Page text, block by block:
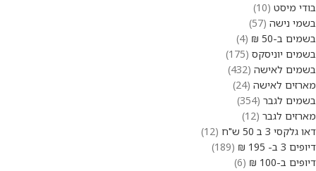
בודי מיסט 10
בשמי נישה 57
בשמים ב-50 ₪
4
בשמים יוניסקס 175
בשמים לאישה 432
מארזים לאישה 24
בשמים לגבר 354
מארזים לגבר 12
דאו גלקסי 3 ב 50 ש"ח
12
דיופים 3 ב- 195 ₪
189
דיופים ב-100 ₪
6